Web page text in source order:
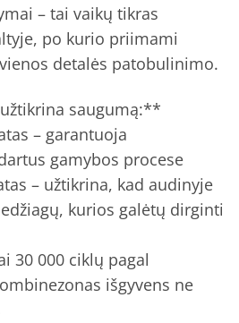
– tai vaikų tikras
po kurio priimami
detalės patobulinimo.
saugumą:**
– garantuoja
gamybos procese
– užtikrina, kad audinyje
kurios galėtų dirginti
30 000 ciklų pagal
išgyvens ne